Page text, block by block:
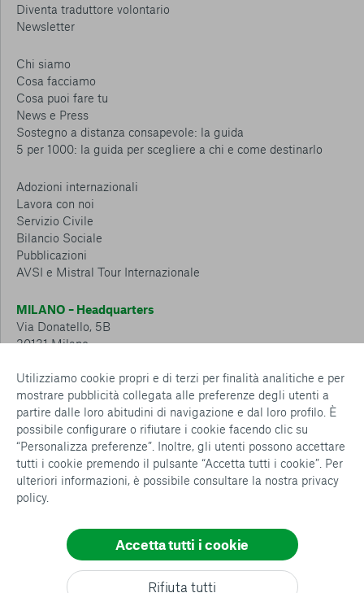
Utilizziamo cookie propri e di terzi per finalità analitiche e per
mostrare pubblicità collegata alle preferenze degli utenti a
partire dalle loro abitudini di navigazione e dal loro profilo. È
possibile configurare o rifiutare i cookie facendo clic su
“Personalizza preferenze”. Inoltre, gli utenti possono accettare
tutti i cookie premendo il pulsante “Accetta tutti i cookie”. Per
ulteriori informazioni, è possibile consultare la nostra privacy
policy.
Rifiuta tutti
Accetta tutti i cookie
Consenti tutti
Diventa traduttore volontario
Newsletter
Chi siamo
Cosa facciamo
Cosa puoi fare tu
News e Press
Sostegno a distanza consapevole: la guida
5 per 1000: la guida per scegliere a chi e come destinarlo
Adozioni internazionali
Lavora con noi
Servizio Civile
Bilancio Sociale
Pubblicazioni
AVSI e Mistral Tour Internazionale
MILANO – Headquarters
Via Donatello, 5B
20131 Milano
CESENA – Sostegno a distanza
Via Padre Vicinio da Sarsina, 216
47521 Cesena
Tel.: 0547 360 811
Detrazioni e deduzioni fiscali sulle donazioni: cosa sapere e
come usufruirne
Whistleblowing Policy
Privacy policy
Cookie policy
Configurazione Cookies